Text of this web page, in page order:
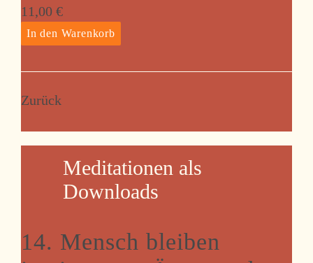
11,00 €
Zurück
Meditationen als
Downloads
14. Mensch bleiben